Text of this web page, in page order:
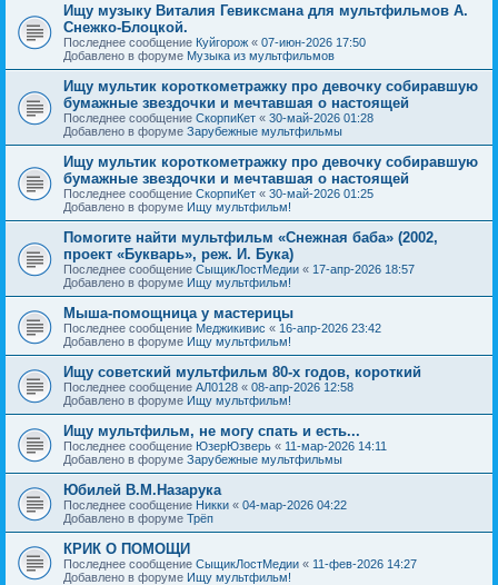
Ищу музыку Виталия Гевиксмана для мультфильмов А.
Снежко-Блоцкой.
Последнее сообщение Куйгорож « 07-июн-2026 17:50
Добавлено в форуме Музыка из мультфильмов
Ищу мультик короткометражку про девочку собиравшую
бумажные звездочки и мечтавшая о настоящей
Последнее сообщение СкорпиКет « 30-май-2026 01:28
Добавлено в форуме Зарубежные мультфильмы
Ищу мультик короткометражку про девочку собиравшую
бумажные звездочки и мечтавшая о настоящей
Последнее сообщение СкорпиКет « 30-май-2026 01:25
Добавлено в форуме Ищу мультфильм!
Помогите найти мультфильм «Снежная баба» (2002,
проект «Букварь», реж. И. Бука)
Последнее сообщение СыщикЛостМедии « 17-апр-2026 18:57
Добавлено в форуме Ищу мультфильм!
Мыша-помощница у мастерицы
Последнее сообщение Меджикивис « 16-апр-2026 23:42
Добавлено в форуме Ищу мультфильм!
Ищу советский мультфильм 80-х годов, короткий
Последнее сообщение АЛ0128 « 08-апр-2026 12:58
Добавлено в форуме Ищу мультфильм!
Ищу мультфильм, не могу спать и есть...
Последнее сообщение ЮзерЮзверь « 11-мар-2026 14:11
Добавлено в форуме Зарубежные мультфильмы
Юбилей В.М.Назарука
Последнее сообщение Никки « 04-мар-2026 04:22
Добавлено в форуме Трёп
КРИК О ПОМОЩИ
Последнее сообщение СыщикЛостМедии « 11-фев-2026 14:27
Добавлено в форуме Ищу мультфильм!